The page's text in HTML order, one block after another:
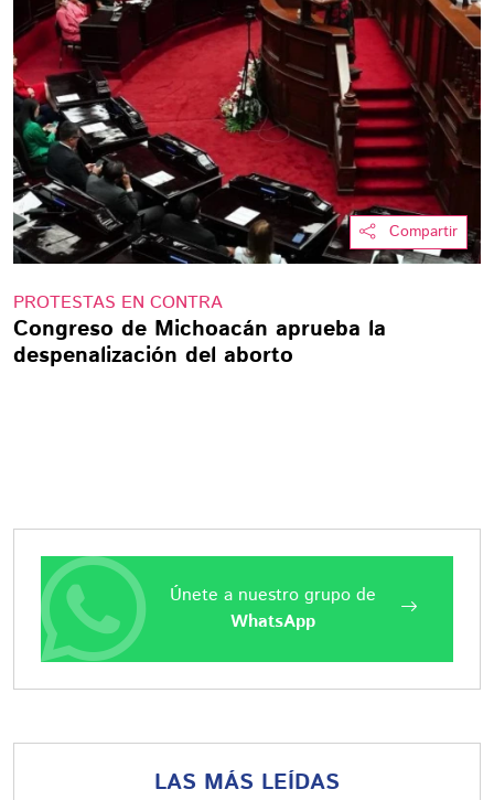
Compartir
PROTESTAS EN CONTRA
Congreso de Michoacán aprueba la
despenalización del aborto
Únete a nuestro grupo de
WhatsApp
LAS MÁS LEÍDAS